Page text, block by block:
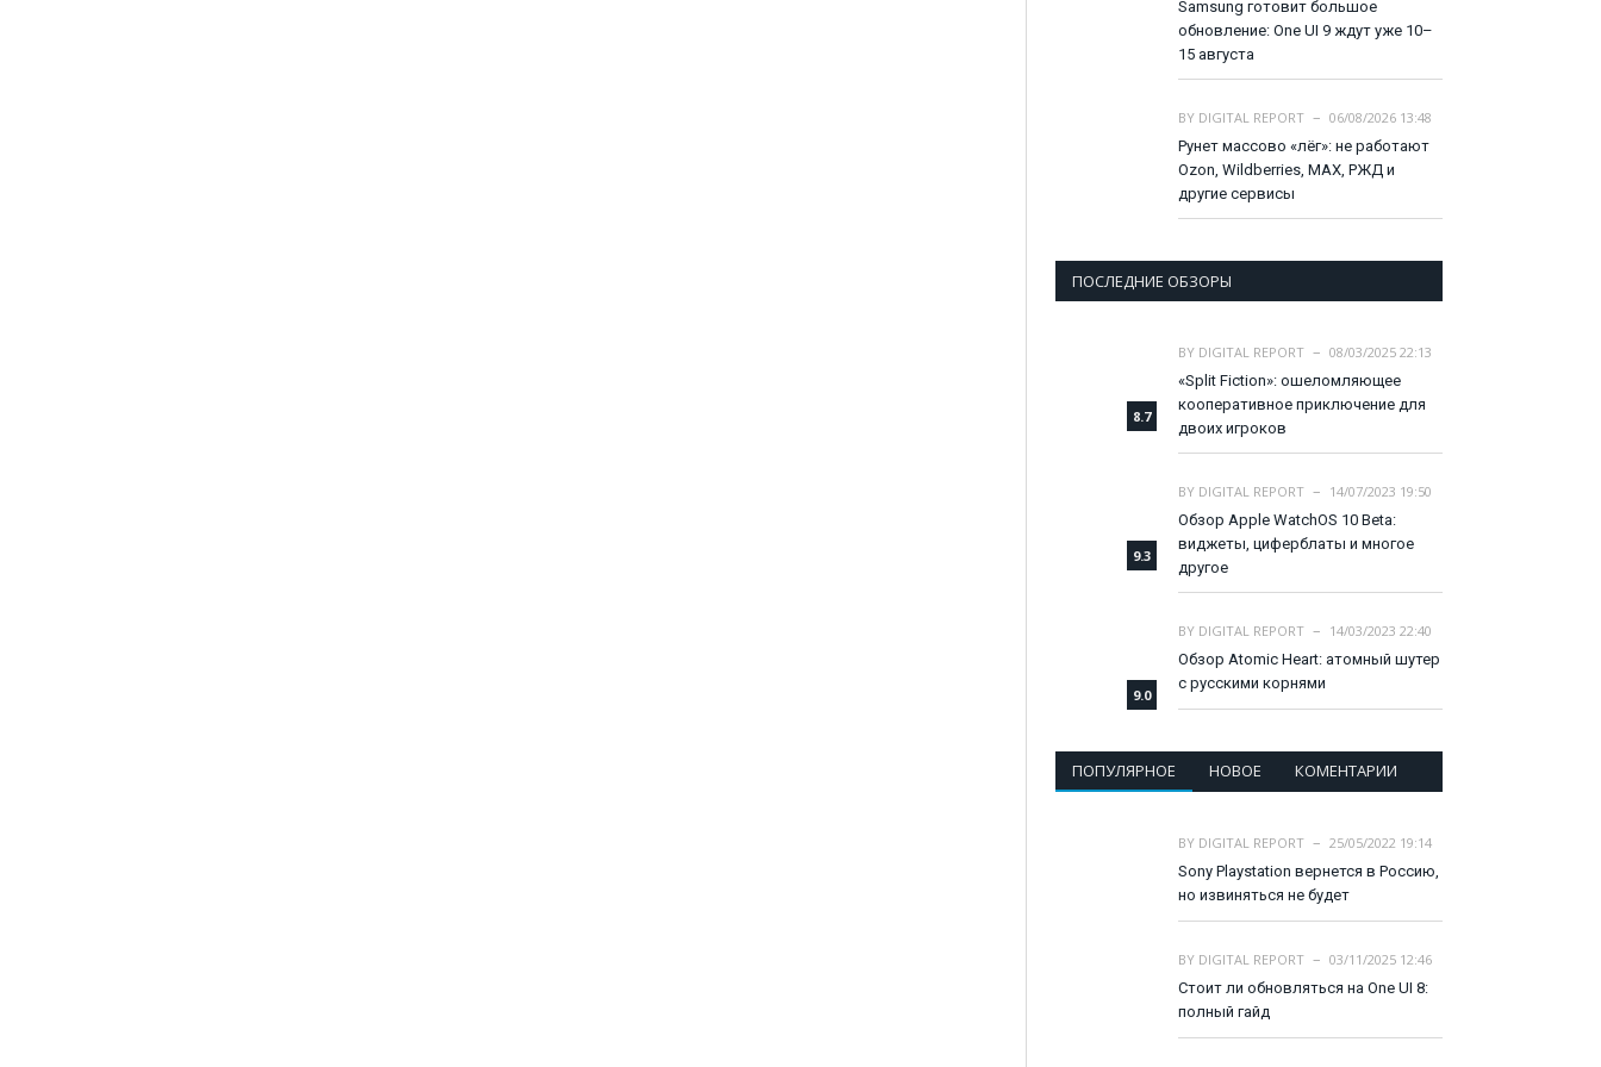
Samsung готовит большое
обновление: One UI 9 ждут уже 10–
15 августа
BY DIGITAL REPORT
06/08/2026 13:48
Рунет массово «лёг»: не работают
Ozon, Wildberries, MAX, РЖД и
другие сервисы
ПОСЛЕДНИЕ ОБЗОРЫ
8.7
BY DIGITAL REPORT
08/03/2025 22:13
«Split Fiction»: ошеломляющее
кооперативное приключение для
двоих игроков
9.3
BY DIGITAL REPORT
14/07/2023 19:50
Обзор Apple WatchOS 10 Beta:
виджеты, циферблаты и многое
другое
9.0
BY DIGITAL REPORT
14/03/2023 22:40
Обзор Atomic Heart: атомный шутер
с русскими корнями
ПОПУЛЯРНОЕ НОВОЕ КОМЕНТАРИИ
BY DIGITAL REPORT
25/05/2022 19:14
Sony Playstation вернется в Россию,
но извиняться не будет
BY DIGITAL REPORT
03/11/2025 12:46
Стоит ли обновляться на One UI 8:
полный гайд